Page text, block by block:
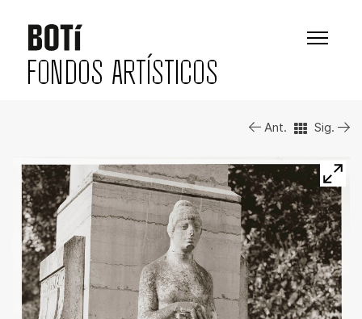
FONDOS ARTÍSTICOS
Ant. Sig.